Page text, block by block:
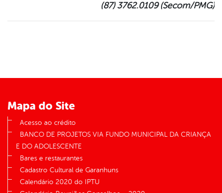
(87) 3762.0109 (Secom/PMG)
Mapa do Site
Acesso ao crédito
BANCO DE PROJETOS VIA FUNDO MUNICIPAL DA CRIANÇA
E DO ADOLESCENTE
Bares e restaurantes
Cadastro Cultural de Garanhuns
Calendário 2020 do IPTU